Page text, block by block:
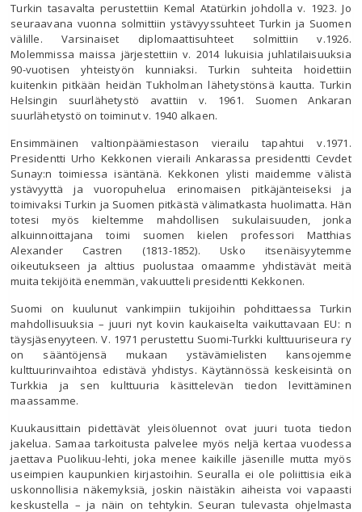
Turkin tasavalta perustettiin Kemal Atatürkin johdolla v. 1923. Jo
seuraavana vuonna solmittiin ystävyyssuhteet Turkin ja Suomen
välille. Varsinaiset diplomaattisuhteet solmittiin v.1926.
Molemmissa maissa järjestettiin v. 2014 lukuisia juhlatilaisuuksia
90-vuotisen yhteistyön kunniaksi. Turkin suhteita hoidettiin
kuitenkin pitkään heidän Tukholman lähetystönsä kautta. Turkin
Helsingin suurlähetystö avattiin v. 1961. Suomen Ankaran
suurlähetystö on toiminut v. 1940 alkaen.
Ensimmäinen valtionpäämiestason vierailu tapahtui v.1971.
Presidentti Urho Kekkonen vieraili Ankarassa presidentti Cevdet
Sunay:n toimiessa isäntänä. Kekkonen ylisti maidemme välistä
ystävyyttä ja vuoropuhelua erinomaisen pitkäjänteiseksi ja
toimivaksi Turkin ja Suomen pitkästä välimatkasta huolimatta. Hän
totesi myös kieltemme mahdollisen sukulaisuuden, jonka
alkuinnoittajana toimi suomen kielen professori Matthias
Alexander Castren (1813-1852). Usko itsenäisyytemme
oikeutukseen ja alttius puolustaa omaamme yhdistävät meitä
muita tekijöitä enemmän, vakuutteli presidentti Kekkonen.
Suomi on kuulunut vankimpiin tukijoihin pohdittaessa Turkin
mahdollisuuksia – juuri nyt kovin kaukaiselta vaikuttavaan EU: n
täysjäsenyyteen. V. 1971 perustettu Suomi-Turkki kulttuuriseura ry
on sääntöjensä mukaan ystävämielisten kansojemme
kulttuurinvaihtoa edistävä yhdistys. Käytännössä keskeisintä on
Turkkia ja sen kulttuuria käsittelevän tiedon levittäminen
maassamme.
Kuukausittain pidettävät yleisöluennot ovat juuri tuota tiedon
jakelua. Samaa tarkoitusta palvelee myös neljä kertaa vuodessa
jaettava Puolikuu-lehti, joka menee kaikille jäsenille mutta myös
useimpien kaupunkien kirjastoihin. Seuralla ei ole poliittisia eikä
uskonnollisia näkemyksiä, joskin näistäkin aiheista voi vapaasti
keskustella – ja näin on tehtykin. Seuran tulevasta ohjelmasta